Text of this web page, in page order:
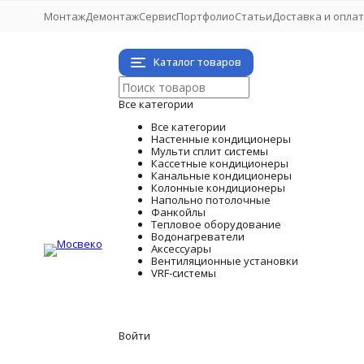
МонтажДемонтажСервисПортфолиоСтатьиДоставка и
Каталог товаров
Все категории
Все категории
Настенные кондиционеры
Мульти сплит системы
Кассетные кондиционеры
Канальные кондиционеры
Колонные кондиционеры
Напольно потолочные
Фанкойлы
Тепловое оборудование
Водонагреватели
Аксессуары
Вентиляционные установки
VRF-системы
Войти